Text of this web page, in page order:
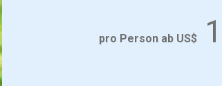
pro Person ab US$